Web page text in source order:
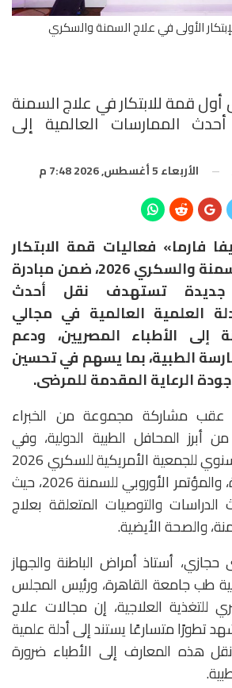
الأولى في علاج السمنة والسكري
أول قمة للابتكار في علاج السمنة
الممارسات العالمية إلى
الأربعاء 5 أغسطس, 2026 7:48 م
فارما» فعاليات قمة الابتكار
الأولى في علاج السمنة والسكري 2026، ضمن مبادرة
جديدة تستهدف نقل أحدث
العلمية العالمية في مجالي
إلى الأطباء المصريين، ودعم
الطبية، بما يسهم في تحسين
الرعاية المقدمة للمرضى.
عقب مشاركة مجموعة من الخبراء
أبرز المحافل الطبية الدولية، وفي
مقدمتها المؤتمر السنوي للجمعية الأمريكية للسكري 2026
في الولايات المتحدة، والمؤتمر الأوروبي للسمنة 2026، حيث
والتوصيات المتعلقة بعلاج
والصحة الأيضية.
أستاذ أمراض الباطنة والجهاز
طب جامعة القاهرة، ورئيس المجلس
للتغذية العلاجية، إن مجالات علاج
تطورًا متسارعًا يستند إلى أدلة علمية
هذه المعارف إلى الأطباء ضرورة